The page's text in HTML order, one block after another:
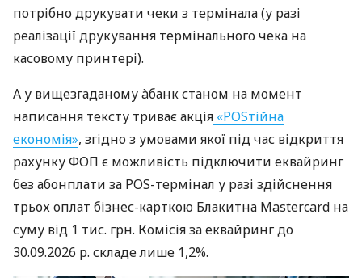
потрібно друкувати чеки з термінала (у разі
реалізації друкування термінального чека на
касовому принтері).
А у вищезгаданому àбанк станом на момент
написання тексту триває акція «POSтійна
економія», згідно з умовами якої під час відкриття
рахунку ФОП є можливість підключити еквайринг
без абонплати за POS-термінал у разі здійснення
трьох оплат бізнес-карткою Блакитна Mastercard на
суму від 1 тис. грн. Комісія за еквайринг до
30.09.2026 р. складе лише 1,2%.